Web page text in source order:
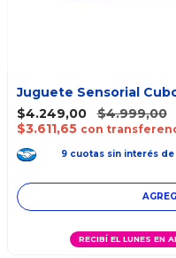
Juguete Sensorial
$4.249,00
$4.999,00
$3.611,65 con
9 cuotas sin interés de
RECIBÍ EL LUNES EN